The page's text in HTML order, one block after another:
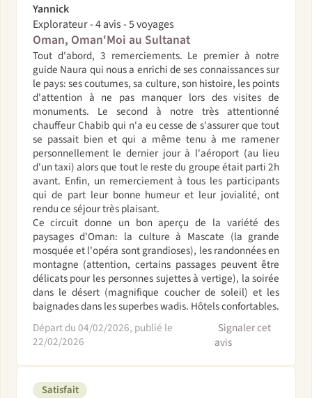
Yannick
Explorateur - 4 avis - 5 voyages
Oman, Oman'Moi au Sultanat
Tout d'abord, 3 remerciements. Le premier à notre
guide Naura qui nous a enrichi de ses connaissances sur
le pays: ses coutumes, sa culture, son histoire, les points
d'attention à ne pas manquer lors des visites de
monuments. Le second à notre très attentionné
chauffeur Chabib qui n'a eu cesse de s'assurer que tout
se passait bien et qui a même tenu à me ramener
personnellement le dernier jour à l'aéroport (au lieu
d'un taxi) alors que tout le reste du groupe était parti 2h
avant. Enfin, un remerciement à tous les participants
qui de part leur bonne humeur et leur jovialité, ont
rendu ce séjour très plaisant.
Ce circuit donne un bon aperçu de la variété des
paysages d'Oman: la culture à Mascate (la grande
mosquée et l'opéra sont grandioses), les randonnées en
montagne (attention, certains passages peuvent être
délicats pour les personnes sujettes à vertige), la soirée
dans le désert (magnifique coucher de soleil) et les
baignades dans les superbes wadis. Hôtels confortables.
Départ du 04/02/2026, publié le
22/02/2026
Signaler cet
avis
Satisfait